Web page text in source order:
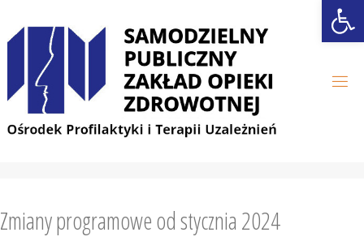
Zmiany programowe od stycznia 2024